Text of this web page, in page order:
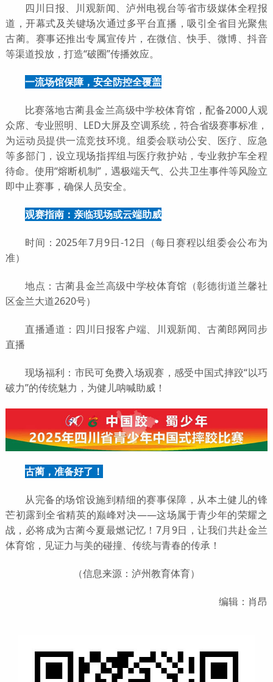
四川日报、川观新闻、泸州电视台等省市级媒体全程报
道，开幕式及关键场次通过多平台直播，吸引全省目光聚焦
古蔺。赛事还推出专属宣传片，在微信、快手、微博、抖音
等渠道投放，打造“破圈”传播效应。
一流场馆保障，安全防控全覆盖
比赛落地古蔺县金兰高级中学校体育馆，配备2000人观
众席、专业照明、LED大屏及空调系统，符合省级赛事标准，
为运动员提供一流竞技环境。组委会联动公安、医疗、应急
等多部门，设立现场指挥组与医疗救护站，专业救护车全程
待命。使用“熔断机制”，遇极端天气、公共卫生事件等风险立
即中止赛事，确保人员安全。
观赛指南：亲临现场或云端助威
时间：2025年7月9日-12日（每日赛程以组委会公布为
准）
地点：古蔺县金兰高级中学校体育馆（彰德街道兰馨社
区金兰大道2620号）
直播通道：四川日报客户端、川观新闻、古蔺郎网同步
直播
现场福利：市民可免费入场观赛，感受中国式摔跤“以巧
破力”的传统魅力，为健儿呐喊助威！
古蔺，准备好了！
从完备的场馆设施到精细的赛事保障，从本土健儿的锋
芒初露到全省精英的巅峰对决——这场属于青少年的荣耀之
战，必将成为古蔺今夏最燃记忆！7月9日，让我们共赴金兰
体育馆，见证力与美的碰撞、传统与青春的传承！
（信息来源：泸州教育体育）
编辑：肖昂